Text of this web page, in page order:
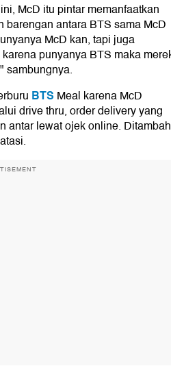
McD itu pintar memanfaatkan
antara BTS sama McD
McD kan, tapi juga
punyanya BTS maka
sambungnya.
BTS Meal karena McD
drive thru, order delivery yang
antar lewat ojek online. Ditambah